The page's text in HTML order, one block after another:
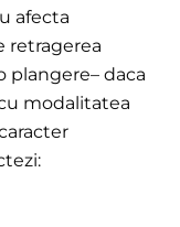
afecta
retragerea
plangere– daca
modalitatea